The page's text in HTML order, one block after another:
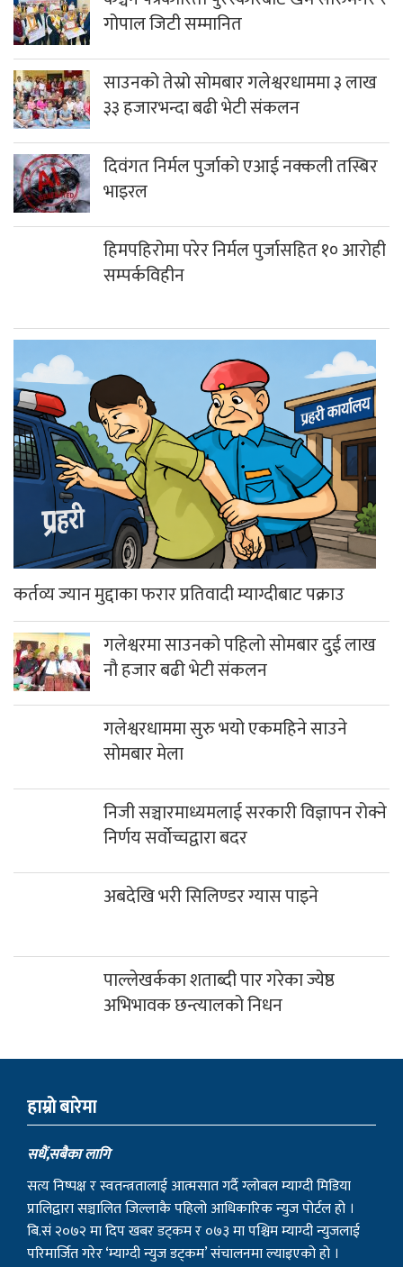
गोपाल जिटी सम्मानित
साउनको तेस्रो सोमबार गलेश्वरधाममा ३ लाख
३३ हजारभन्दा बढी भेटी संकलन
दिवंगत निर्मल पुर्जाको एआई नक्कली तस्बिर
भाइरल
हिमपहिरोमा परेर निर्मल पुर्जासहित १० आरोही
सम्पर्कविहीन
कर्तव्य ज्यान मुद्दाका फरार प्रतिवादी म्याग्दीबाट पक्राउ
गलेश्वरमा साउनको पहिलो सोमबार दुई लाख
नौ हजार बढी भेटी संकलन
गलेश्वरधाममा सुरु भयो एकमहिने साउने
सोमबार मेला
निजी सञ्चारमाध्यमलाई सरकारी विज्ञापन रोक्ने
निर्णय सर्वोच्चद्वारा बदर
अबदेखि भरी सिलिण्डर ग्यास पाइने
पाल्लेखर्कका शताब्दी पार गरेका ज्येष्ठ
अभिभावक छन्त्यालको निधन
हाम्राे बारेमा
सधैं,सबैका लागि
सत्य निष्पक्ष र स्वतन्त्रतालाई आत्मसात गर्दै ग्लोबल म्याग्दी मिडिया
प्रालिद्वारा सञ्चालित जिल्लाकै पहिलो आधिकारिक न्युज पोर्टल हो ।
बि.सं २०७२ मा दिप खबर डट्कम र ०७३ मा पश्चिम म्याग्दी न्युजलाई
परिमार्जित गरेर ‘म्याग्दी न्युज डट्कम’ संचालनमा ल्याइएको हो ।